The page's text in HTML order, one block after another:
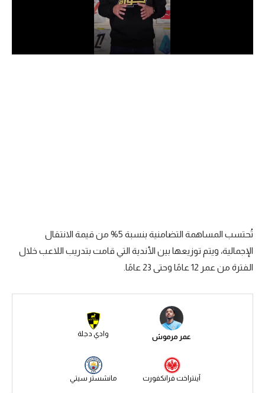
الدوري الإسباني
دوري أبطال أوروبا
تُحتسب المساهمة التضامنية بنسبة 5% من قيمة الانتقال
الإجمالية، ويتم توزيعها بين الأندية التي قامت بتدريب اللاعب خلال
الفترة من عمر 12 عامًا وحتى 23 عامًا.
عمر مرموش وادي دجلة
آينتراخت فرانكفورت مانشستر سيتي